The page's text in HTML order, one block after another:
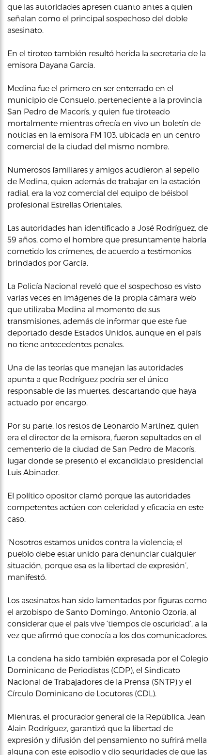
que las autoridades apresen cuanto antes a quien
señalan como el principal sospechoso del doble
asesinato.
En el tiroteo también resultó herida la secretaria de la
emisora Dayana García.
Medina fue el primero en ser enterrado en el
municipio de Consuelo, perteneciente a la provincia
San Pedro de Macorís, y quien fue tiroteado
mortalmente mientras ofrecía en vivo un boletín de
noticias en la emisora FM 103, ubicada en un centro
comercial de la ciudad del mismo nombre.
Numerosos familiares y amigos acudieron al sepelio
de Medina, quien además de trabajar en la estación
radial, era la voz comercial del equipo de béisbol
profesional Estrellas Orientales.
Las autoridades han identificado a José Rodríguez, de
59 años, como el hombre que presuntamente habría
cometido los crímenes, de acuerdo a testimonios
brindados por García.
La Policía Nacional reveló que el sospechoso es visto
varias veces en imágenes de la propia cámara web
que utilizaba Medina al momento de sus
transmisiones, además de informar que este fue
deportado desde Estados Unidos, aunque en el país
no tiene antecedentes penales.
Una de las teorías que manejan las autoridades
apunta a que Rodríguez podría ser el único
responsable de las muertes, descartando que haya
actuado por encargo.
Por su parte, los restos de Leonardo Martínez, quien
era el director de la emisora, fueron sepultados en el
cementerio de la ciudad de San Pedro de Macorís,
lugar donde se presentó el excandidato presidencial
Luis Abinader.
El político opositor clamó porque las autoridades
competentes actúen con celeridad y eficacia en este
caso.
‘Nosotros estamos unidos contra la violencia; el
pueblo debe estar unido para denunciar cualquier
situación, porque esa es la libertad de expresión’,
manifestó.
Los asesinatos han sido lamentados por figuras como
el arzobispo de Santo Domingo, Antonio Ozoria, al
considerar que el país vive ‘tiempos de oscuridad’, a la
vez que afirmó que conocía a los dos comunicadores.
La condena ha sido también expresada por el Colegio
Dominicano de Periodistas (CDP), el Sindicato
Nacional de Trabajadores de la Prensa (SNTP) y el
Círculo Dominicano de Locutores (CDL).
Mientras, el procurador general de la República, Jean
Alain Rodríguez, garantizó que la libertad de
expresión y difusión del pensamiento no sufrirá mella
alguna con este episodio y dio seguridades de que las